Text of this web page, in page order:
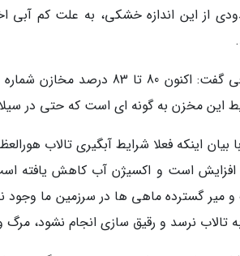
از این اندازه خشکی، به علت کم آبی
مخزن به گونه ای است که حتی در سیلاب سال 98 هم اندازه قابل توجهی از
بیان اینکه فعلا شرایط آبگیری تالاب
است و اکسیژن آب کاهش یافته
میر گسترده ماهی ها در سرزمین ما وجود
تالاب نرسد و رقیق سازی انجام نشود،